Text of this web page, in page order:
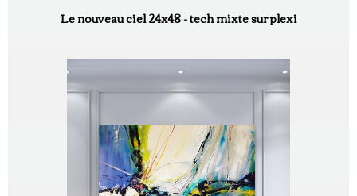
Le nouveau ciel 24x48 - tech mixte sur plexi